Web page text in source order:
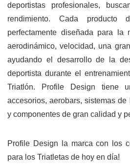
deportistas profesionales,
rendimiento. Cada producto
perfectamente diseñada para la
aerodinámico, velocidad, una
ayudando el desarrollo de la
deportista durante el
Triatlón. Profile Design tiene
accesorios, aerobars, sistemas
y componentes de gran calidad y
Profile Design la marca con los
para los Triatletas de hoy en día!